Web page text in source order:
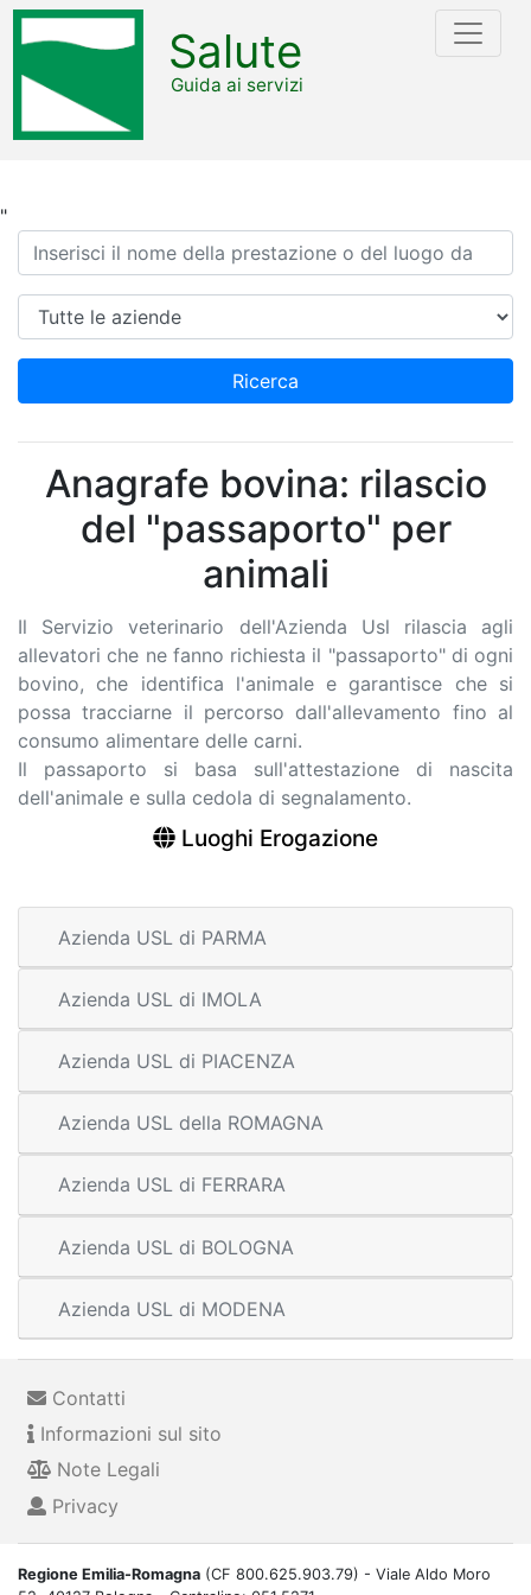
"
Salute
Guida ai servizi
Ricerca
Azienda
Ricerca
Anagrafe bovina: rilascio
del "passaporto" per
animali
Il Servizio veterinario dell'Azienda Usl rilascia agli
allevatori che ne fanno richiesta il "passaporto" di ogni
bovino, che identifica l'animale e garantisce che si
possa tracciarne il percorso dall'allevamento fino al
consumo alimentare delle carni.
Il passaporto si basa sull'attestazione di nascita
dell'animale e sulla cedola di segnalamento.
Luoghi Erogazione
Azienda USL di PARMA
Azienda USL di IMOLA
Azienda USL di PIACENZA
Azienda USL della ROMAGNA
Azienda USL di FERRARA
Azienda USL di BOLOGNA
Azienda USL di MODENA
Contatti
Informazioni sul sito
Note Legali
Privacy
Regione Emilia-Romagna (CF 800.625.903.79) - Viale Aldo Moro